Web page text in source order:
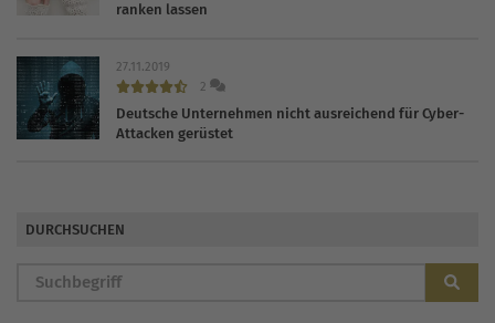
ranken lassen
27.11.2019
2
Deutsche Unternehmen nicht ausreichend für Cyber-
Attacken gerüstet
DURCHSUCHEN